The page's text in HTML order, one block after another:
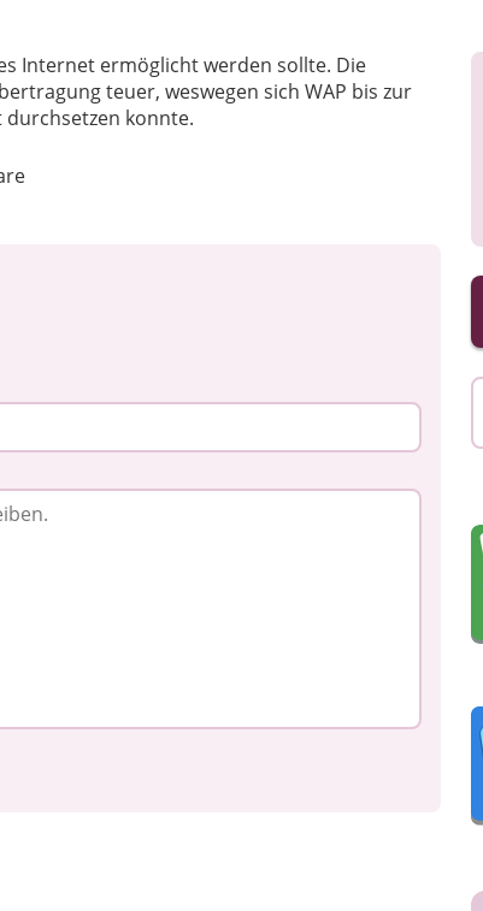
Internet ermöglicht werden sollte. Die
teuer, weswegen sich WAP bis zur
konnte.